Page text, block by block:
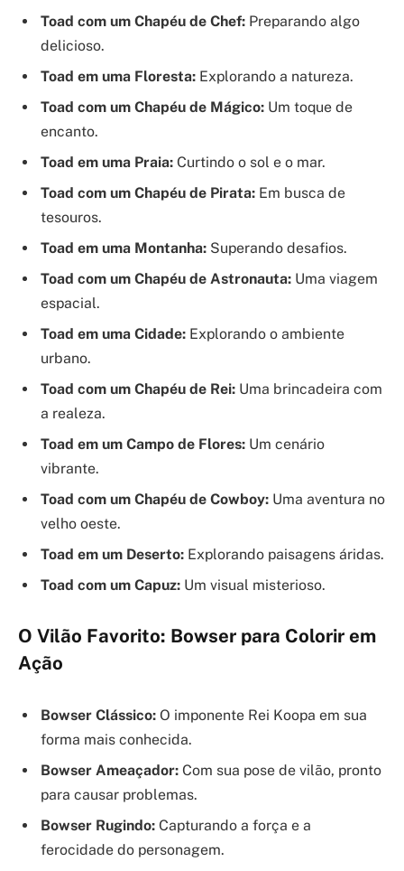
Toad com um Chapéu de Chef: Preparando algo
delicioso.
Toad em uma Floresta: Explorando a natureza.
Toad com um Chapéu de Mágico: Um toque de
encanto.
Toad em uma Praia: Curtindo o sol e o mar.
Toad com um Chapéu de Pirata: Em busca de
tesouros.
Toad em uma Montanha: Superando desafios.
Toad com um Chapéu de Astronauta: Uma viagem
espacial.
Toad em uma Cidade: Explorando o ambiente
urbano.
Toad com um Chapéu de Rei: Uma brincadeira com
a realeza.
Toad em um Campo de Flores: Um cenário
vibrante.
Toad com um Chapéu de Cowboy: Uma aventura no
velho oeste.
Toad em um Deserto: Explorando paisagens áridas.
Toad com um Capuz: Um visual misterioso.
O Vilão Favorito: Bowser para Colorir em
Ação
Bowser Clássico: O imponente Rei Koopa em sua
forma mais conhecida.
Bowser Ameaçador: Com sua pose de vilão, pronto
para causar problemas.
Bowser Rugindo: Capturando a força e a
ferocidade do personagem.